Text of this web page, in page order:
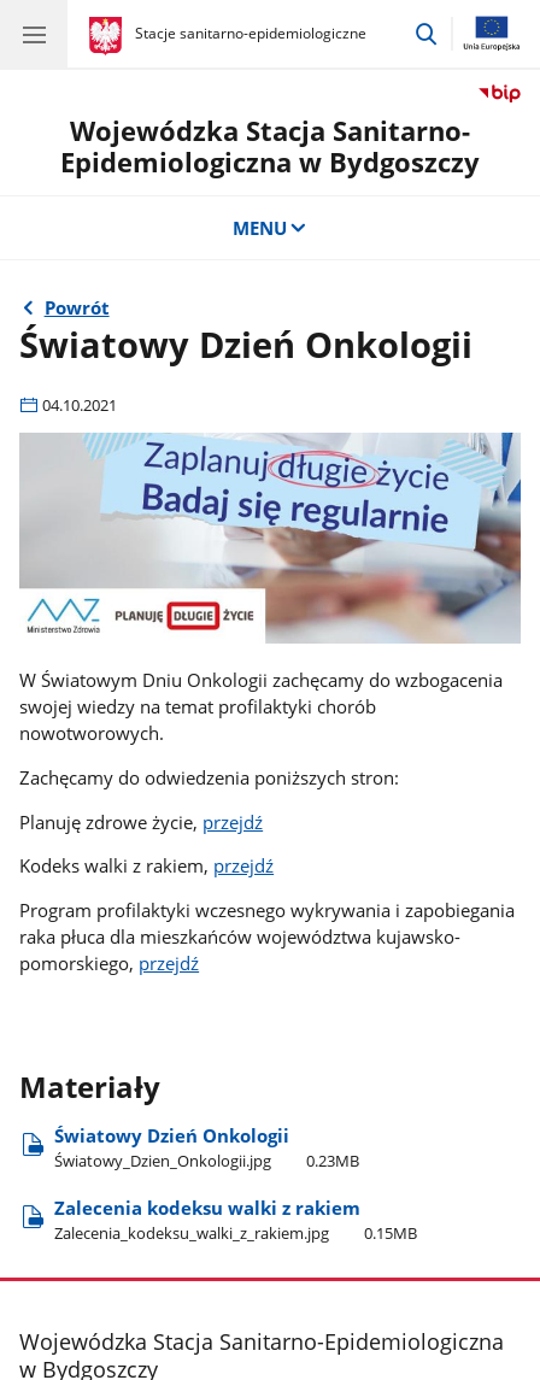
gov.pl
Stacje sanitarno-epidemiologiczne
gov.pl
Stacje
przejdź
Wojewódzka Stacja Sanitarno-
Epidemiologiczna w Bydgoszczy
MENU
Powrót
Światowy Dzień Onkologii
04.10.2021
W Światowym Dniu Onkologii zachęcamy do wzbogacenia
swojej wiedzy na temat profilaktyki chorób
nowotworowych.
Zachęcamy do odwiedzenia poniższych stron:
Planuję zdrowe życie, przejdź
Kodeks walki z rakiem, przejdź
Program profilaktyki wczesnego wykrywania i zapobiegania
raka płuca dla mieszkańców województwa kujawsko-
pomorskiego, przejdź
Materiały
Światowy Dzień Onkologii
Światowy​_Dzien​_Onkologii.jpg 0.23MB
Zalecenia kodeksu walki z rakiem
Zalecenia​_kodeksu​_walki​_z​_rakiem.jpg 0.15MB
stopka
Wojewódzka Stacja Sanitarno-Epidemiologiczna
w Bydgoszczy